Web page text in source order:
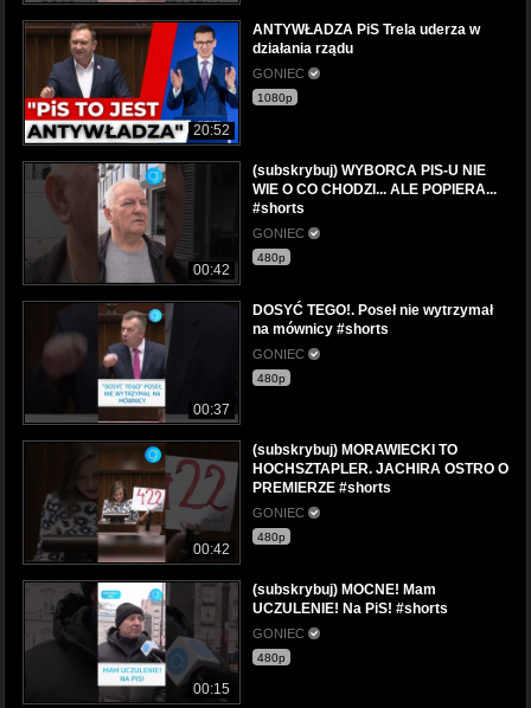
20:52
ANTYWŁADZA PiS Trela uderza w
działania rządu
GONIEC
1080p
00:42
(subskrybuj) WYBORCA PIS-U NIE
WIE O CO CHODZI... ALE POPIERA...
#shorts
GONIEC
480p
00:37
DOSYĆ TEGO!. Poseł nie wytrzymał
na mównicy #shorts
GONIEC
480p
00:42
(subskrybuj) MORAWIECKI TO
HOCHSZTAPLER. JACHIRA OSTRO O
PREMIERZE #shorts
GONIEC
480p
00:15
(subskrybuj) MOCNE! Mam
UCZULENIE! Na PiS! #shorts
GONIEC
480p